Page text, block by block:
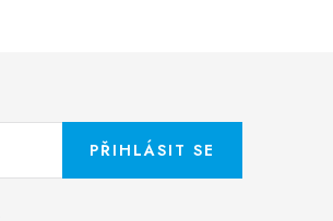
PŘIHLÁSIT SE